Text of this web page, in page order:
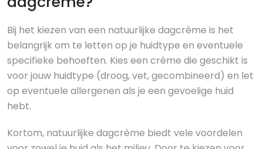
Bij het kiezen van een natuurlijke dagcrème is het
belangrijk om te letten op je huidtype en eventuele
specifieke behoeften. Kies een crème die geschikt is
voor jouw huidtype (droog, vet, gecombineerd) en let
op eventuele allergenen als je een gevoelige huid
hebt.
Kortom, natuurlijke dagcrème biedt vele voordelen